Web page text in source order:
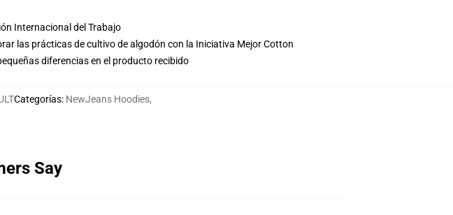
Internacional del Trabajo
las prácticas de cultivo de algodón con la Iniciativa Mejor Cotton
diferencias en el producto recibido
Categorías: NewJeans Hoodies,
Say